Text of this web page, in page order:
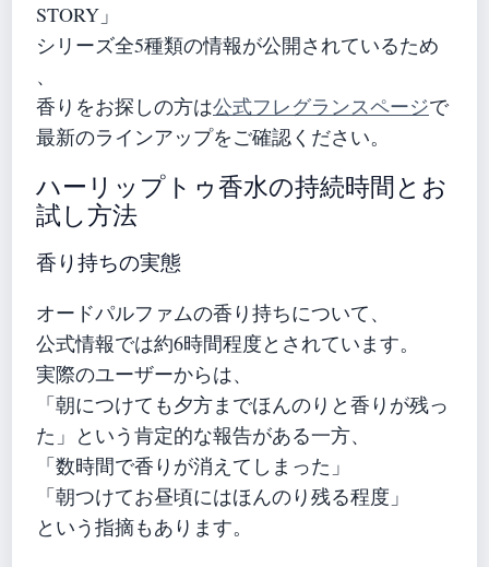
STORY」
シリーズ全5種類の情報が公開されているため
、
香りをお探しの方は公式フレグランスページで
最新のラインアップをご確認ください。
ハーリップトゥ香水の持続時間とお
試し方法
香り持ちの実態
オードパルファムの香り持ちについて、
公式情報では約6時間程度とされています。
実際のユーザーからは、
「朝につけても夕方までほんのりと香りが残っ
た」という肯定的な報告がある一方、
「数時間で香りが消えてしまった」
「朝つけてお昼頃にはほんのり残る程度」
という指摘もあります。